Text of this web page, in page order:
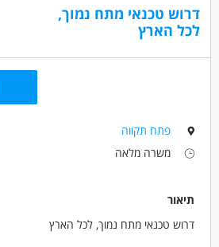
אלקטרוניקה וחומרה - טכנאי/ת אלקטרוניקה
אלקטרוניקה וחומרה - טכנאי/ת מתח נמוך
דרוש טכנאי מתח נמוך,
לכל הארץ
פתח תקווה
משרה מלאה
תיאור
דרוש טכנאי מתח נמוך, לכל הארץ